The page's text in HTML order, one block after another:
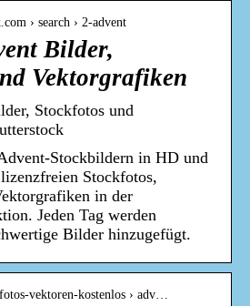
› search › 2-advent
Bilder,
Vektorgrafiken
Stockfotos und
Stockbildern in HD und
Stockfotos,
in der
Jeden Tag werden
Bilder hinzugefügt.
vektoren-kostenlos › adv…